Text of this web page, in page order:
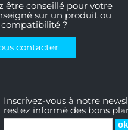
être conseillé pour votre
sur un produit ou
?
contacter
Inscrivez-vous à notre
restez informé des bons